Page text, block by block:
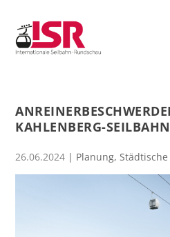
KAHLENBERG-SEILBAHN
26.06.2024 | Planung,